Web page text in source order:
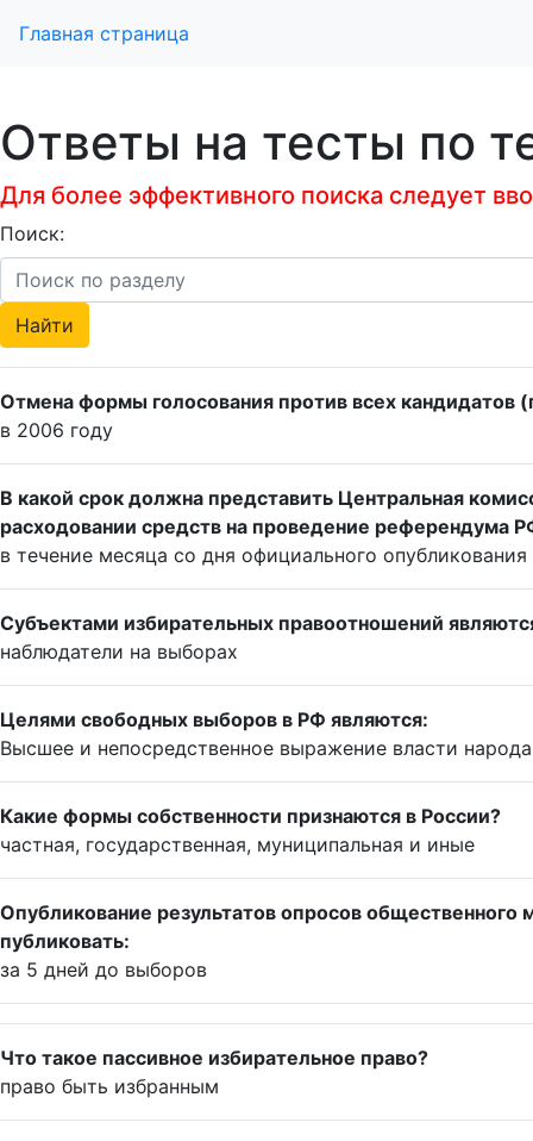
Главная страница
Ответы на тесты по
Для более эффективного поиска следует
Поиск:
Отмена формы голосования против всех кандидатов
в 2006 году
В какой срок должна представить Центральная
расходовании средств на проведение референдума
в течение месяца со дня официального
Субъектами избирательных правоотношений
наблюдатели на выборах
Целями свободных выборов в РФ являются:
Высшее и непосредственное выражение власти народа
Какие формы собственности признаются в России?
частная, государственная, муниципальная и иные
Опубликование результатов опросов
публиковать:
за 5 дней до выборов
Что такое пассивное избирательное право?
право быть избранным